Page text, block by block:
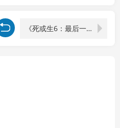
《死或生6：最后一战》中文版